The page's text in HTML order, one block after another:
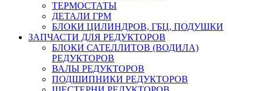
ТЕРМОСТАТЫ
ДЕТАЛИ ГРМ
БЛОКИ ЦИЛИНДРОВ, ГБЦ, ПОДУШКИ
ЗАПЧАСТИ ДЛЯ РЕДУКТОРОВ
БЛОКИ САТЕЛЛИТОВ (ВОДИЛА)
РЕДУКТОРОВ
ВАЛЫ РЕДУКТОРОВ
ПОДШИПНИКИ РЕДУКТОРОВ